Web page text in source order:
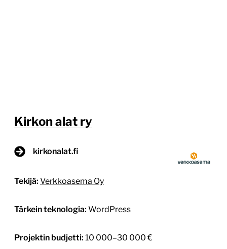
Kirkon alat ry
kirkonalat.fi
Tekijä: Verkkoasema Oy
Tärkein teknologia: WordPress
Projektin budjetti: 10 000–30 000 €